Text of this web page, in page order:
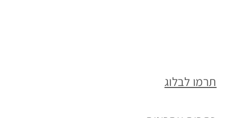
תרמו לבלוג